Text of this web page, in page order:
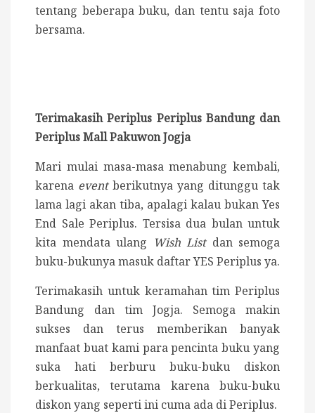
tentang beberapa buku, dan tentu saja foto
bersama.
Terimakasih Periplus Periplus Bandung dan
Periplus Mall Pakuwon Jogja
Mari mulai masa-masa menabung kembali,
karena eventberikutnya yang ditunggu tak
lama lagi akan tiba, apalagi kalau bukan Yes
End Sale Periplus. Tersisa dua bulan untuk
kita mendata ulang Wish Listdan semoga
buku-bukunya masuk daftar YES Periplus ya.
Terimakasih untuk keramahan tim Periplus
Bandung dan tim Jogja. Semoga makin
sukses dan terus memberikan banyak
manfaat buat kami para pencinta buku yang
suka hati berburu buku-buku diskon
berkualitas, terutama karena buku-buku
diskon yang seperti ini cuma ada di Periplus.